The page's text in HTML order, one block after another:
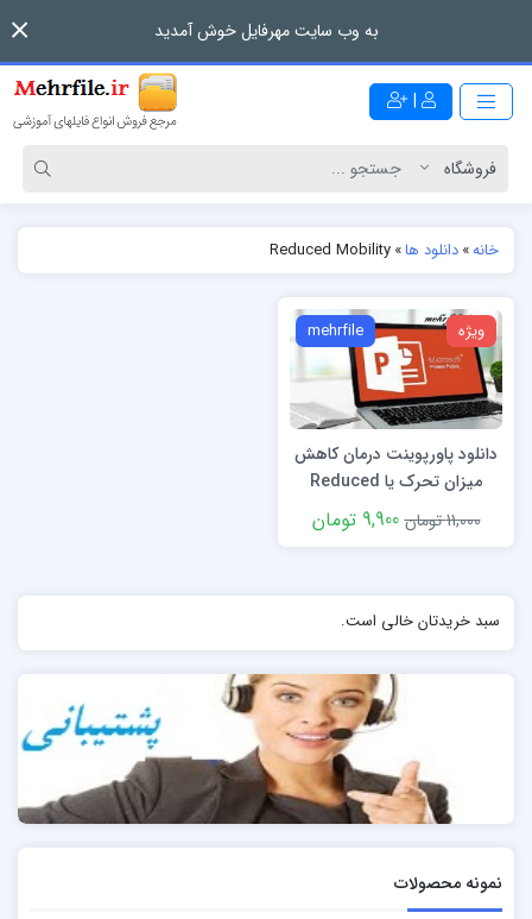
به وب سایت مهرفایل خوش آمدید
|
خانه»دانلود ها»
Reduced Mobility
ویژه mehrfile
دانلود پاورپوینت درمان کاهش
میزان تحرک یا Reduced
Mobility
11,000 تومان 9,900 تومان
سبد خریدتان خالی است.
نمونه محصولات